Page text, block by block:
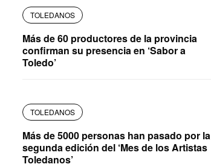
TOLEDANOS
Más de 60 productores de la provincia
confirman su presencia en ‘Sabor a
Toledo’
TOLEDANOS
Más de 5000 personas han pasado por la
segunda edición del ‘Mes de los Artistas
Toledanos’